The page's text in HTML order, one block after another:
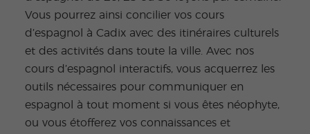
Vous pourrez ainsi concilier vos cours
d’espagnol à Cadix avec des itinéraires culturels
et des activités dans toute la ville. Avec nos
cours d’espagnol interactifs, vous acquerrez les
outils nécessaires pour communiquer en
espagnol à tout moment si vous êtes néophyte,
ou vous étofferez vos connaissances et